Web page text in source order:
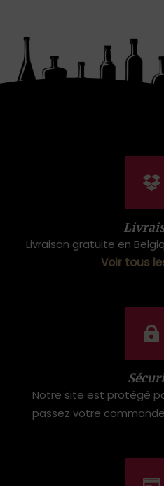
Livraison gratuite en
Voir tous
Notre site est protégé
passez votre